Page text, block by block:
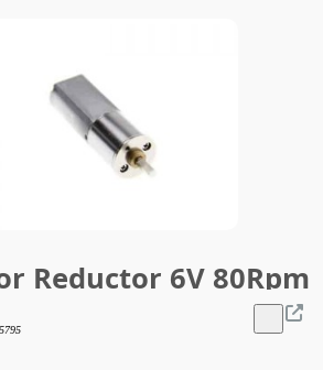
Reductor 6V 80Rpm